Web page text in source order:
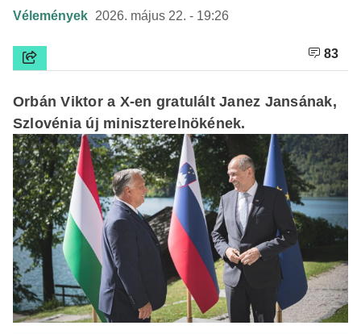
Vélemények 2026. május 22. - 19:26
83
Orbán Viktor a X-en gratulált Janez Jansának,
Szlovénia új miniszterelnökének.